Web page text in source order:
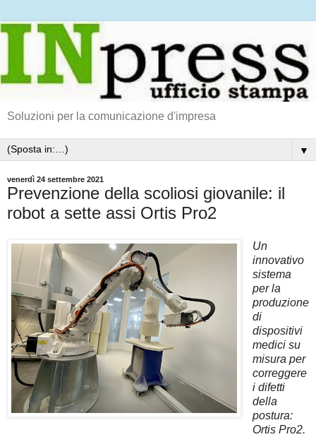
Soluzioni per la comunicazione d'impresa
▼
venerdì 24 settembre 2021
Prevenzione della scoliosi giovanile: il
robot a sette assi Ortis Pro2
Un
innovativo
sistema
per la
produzione
di
dispositivi
medici su
misura per
correggere
i difetti
della
postura:
Ortis Pro2.